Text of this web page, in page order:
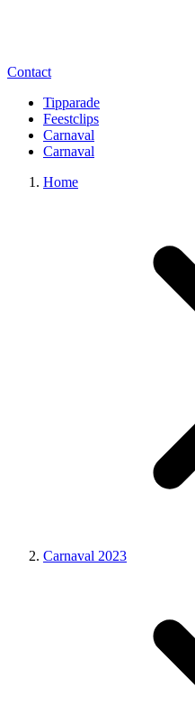
Contact
Tipparade
Feestclips
Carnaval
Carnaval
Home
Carnaval 2023